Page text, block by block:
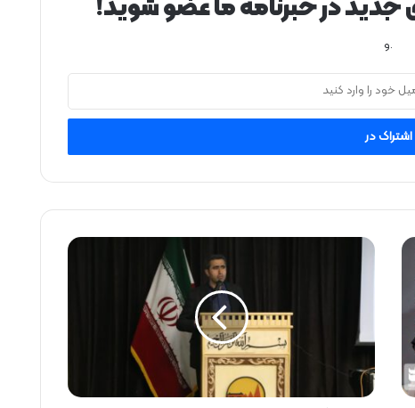
جدید در خبرنامه ما عضو شوید!
.و
ب
ر
ج
ل